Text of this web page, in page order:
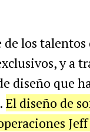
los talentos
y a
diseño que
El diseño de